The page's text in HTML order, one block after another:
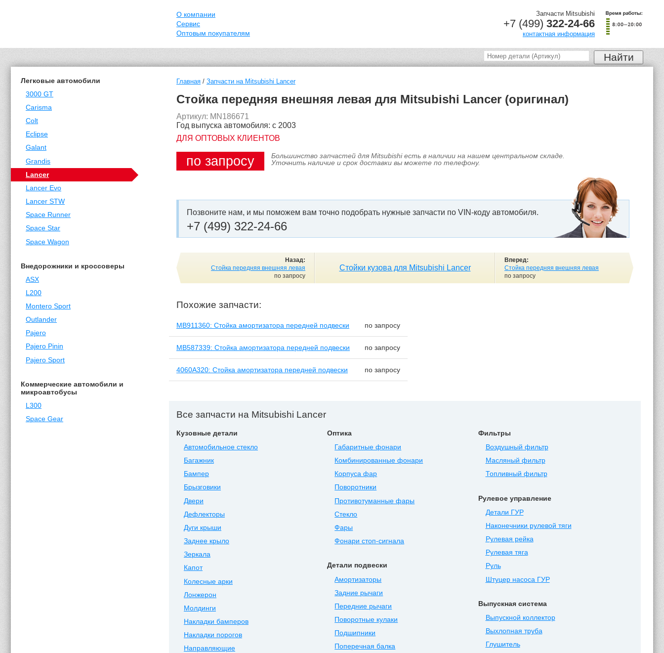
О компании
Сервис
Оптовым покупателям
Запчасти Mitsubishi
+7 (499) 322-24-66
контактная информация
Легковые автомобили
3000 GT
Carisma
Colt
Eclipse
Galant
Grandis
Lancer
Lancer Evo
Lancer STW
Space Runner
Space Star
Space Wagon
Внедорожники и кроссоверы
ASX
L200
Montero Sport
Outlander
Pajero
Pajero Pinin
Pajero Sport
Коммерческие автомобили и
микроавтобусы
L300
Space Gear
Главная / Запчасти на Mitsubishi Lancer
Стойка передняя внешняя левая для Mitsubishi Lancer (оригинал)
Артикул: MN186671
Год выпуска автомобиля: с 2003
ДЛЯ ОПТОВЫХ КЛИЕНТОВ
по запросу
Большинство запчастей для Mitsubishi есть в наличии на нашем центральном складе.
Уточнить наличие и срок доставки вы можете по телефону.
Позвоните нам, и мы поможем вам точно подобрать нужные запчасти по VIN-коду автомобиля.
+7 (499) 322-24-66
Назад:
Стойка передняя внешняя левая
по запросу
Стойки кузова для Mitsubishi Lancer
Вперед:
Стойка передняя внешняя левая
по запросу
Похожие запчасти:
MB911360: Стойка амортизатора передней подвески по запросу
MB587339: Стойка амортизатора передней подвески по запросу
4060A320: Стойка амортизатора передней подвески по запросу
Все запчасти на Mitsubishi Lancer
Кузовные детали
Автомобильное стекло
Багажник
Бампер
Брызговики
Двери
Дефлекторы
Дуги крыши
Заднее крыло
Зеркала
Капот
Колесные арки
Лонжерон
Молдинги
Накладки бамперов
Накладки порогов
Направляющие
Оптика
Габаритные фонари
Комбинированные фонари
Корпуса фар
Поворотники
Противотуманные фары
Стекло
Фары
Фонари стоп-сигнала
Детали подвески
Амортизаторы
Задние рычаги
Передние рычаги
Поворотные кулаки
Подшипники
Поперечная балка
Фильтры
Воздушный фильтр
Масляный фильтр
Топливный фильтр
Рулевое управление
Детали ГУР
Наконечники рулевой тяги
Рулевая рейка
Рулевая тяга
Руль
Штуцер насоса ГУР
Выпускная система
Выпускной коллектор
Выхлопная труба
Глушитель